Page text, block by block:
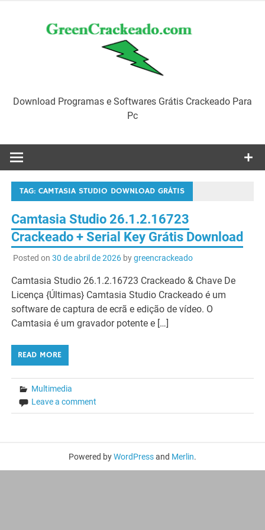
Download Programas e Softwares Grátis Crackeado Para
Pc
TAG:CAMTASIA STUDIO DOWNLOAD GRÁTIS
Camtasia Studio 26.1.2.16723
Crackeado + Serial Key Grátis Download
Posted on 30 de abril de 2026bygreencrackeado
Camtasia Studio 26.1.2.16723 Crackeado & Chave De
Licença {Últimas} Camtasia Studio Crackeado é um
software de captura de ecrã e edição de vídeo. O
Camtasia é um gravador potente e […]
READ MORE
Multimedia
Leave a comment
Powered byWordPressand Merlin.